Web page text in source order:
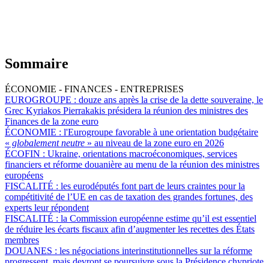
Sommaire
ÉCONOMIE - FINANCES - ENTREPRISES
EUROGROUPE : douze ans après la crise de la dette souveraine, le
Grec Kyriakos Pierrakakis présidera la réunion des ministres des
Finances de la zone euro
ÉCONOMIE : l'Eurogroupe favorable à une orientation budgétaire
« globalement neutre » au niveau de la zone euro en 2026
ÉCOFIN : Ukraine, orientations macroéconomiques, services
financiers et réforme douanière au menu de la réunion des ministres
européens
FISCALITÉ : les eurodéputés font part de leurs craintes pour la
compétitivité de l’UE en cas de taxation des grandes fortunes, des
experts leur répondent
FISCALITÉ : la Commission européenne estime qu’il est essentiel
de réduire les écarts fiscaux afin d’augmenter les recettes des États
membres
DOUANES : les négociations interinstitutionnelles sur la réforme